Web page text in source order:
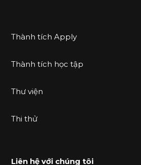
Thành tích Apply
Thành tích học tập
Thư viện
Thi thử
Liên hệ với chúng tôi